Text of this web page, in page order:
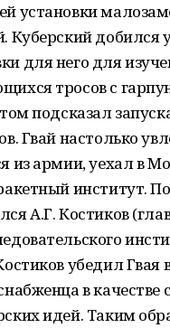
установки
Куберский добился
для него для
тросов с
подсказал
Гвай настолько
из армии, уехал в
институт.
А.Г. Костиков
убедил Гвая
в качестве
идей. Таким